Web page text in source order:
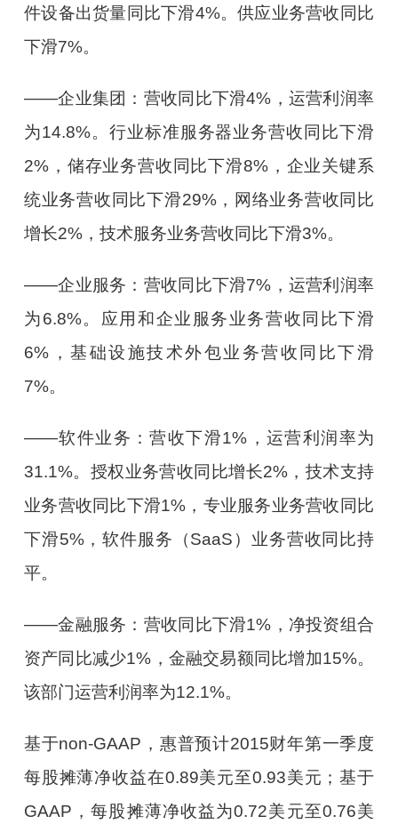
件设备出货量同比下滑4%。供应业务营收同比
下滑7%。
——企业集团：营收同比下滑4%，运营利润率
为14.8%。行业标准服务器业务营收同比下滑
2%，储存业务营收同比下滑8%，企业关键系
统业务营收同比下滑29%，网络业务营收同比
增长2%，技术服务业务营收同比下滑3%。
——企业服务：营收同比下滑7%，运营利润率
为6.8%。应用和企业服务业务营收同比下滑
6%，基础设施技术外包业务营收同比下滑
7%。
——软件业务：营收下滑1%，运营利润率为
31.1%。授权业务营收同比增长2%，技术支持
业务营收同比下滑1%，专业服务业务营收同比
下滑5%，软件服务（SaaS）业务营收同比持
平。
——金融服务：营收同比下滑1%，净投资组合
资产同比减少1%，金融交易额同比增加15%。
该部门运营利润率为12.1%。
基于non-GAAP，惠普预计2015财年第一季度
每股摊薄净收益在0.89美元至0.93美元；基于
GAAP，每股摊薄净收益为0.72美元至0.76美